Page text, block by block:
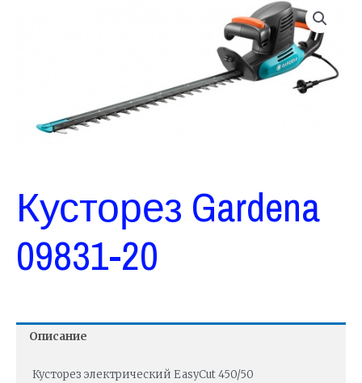
Кусторез Gardena
09831-20
Описание
Кусторез электрический EasyCut 450/50